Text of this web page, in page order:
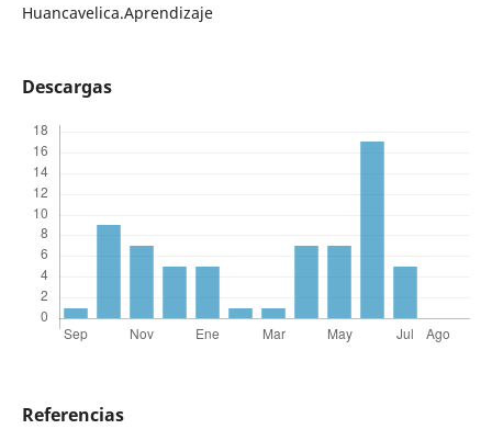
Huancavelica.Aprendizaje
Descargas
Referencias